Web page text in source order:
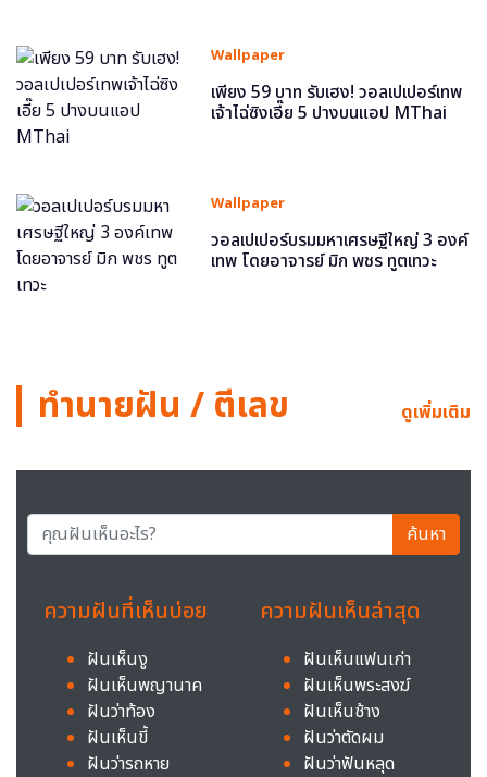
Wallpaper
เพียง 59 บาท รับเฮง! วอลเปเปอร์เทพ
เจ้าไฉ่ซิงเอี๊ย 5 ปางบนแอป MThai
Wallpaper
วอลเปเปอร์บรมมหาเศรษฐีใหญ่ 3 องค์
เทพ โดยอาจารย์ มิก พชร ทูตเทวะ
ทำนายฝัน / ตีเลข ดูเพิ่มเติม
ค้นหา
ความฝันที่เห็นบ่อย
ฝันเห็นงู
ฝันเห็นพญานาค
ฝันว่าท้อง
ฝันเห็นขี้
ฝันว่ารถหาย
ความฝันเห็นล่าสุด
ฝันเห็นแฟนเก่า
ฝันเห็นพระสงฆ์
ฝันเห็นช้าง
ฝันว่าตัดผม
ฝันว่าฟันหลุด